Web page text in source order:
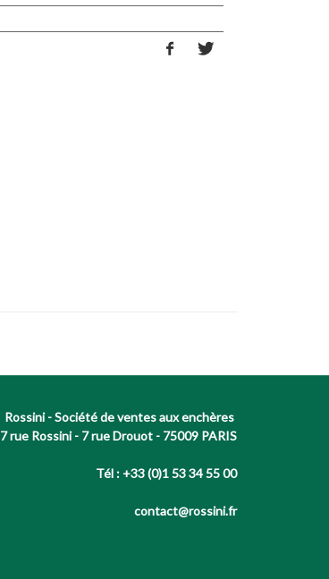
Rossini - Société de ventes aux enchères
7 rue Rossini - 7 rue Drouot - 75009 PARIS
Tél : +33 (0)1 53 34 55 00
contact@rossini.fr